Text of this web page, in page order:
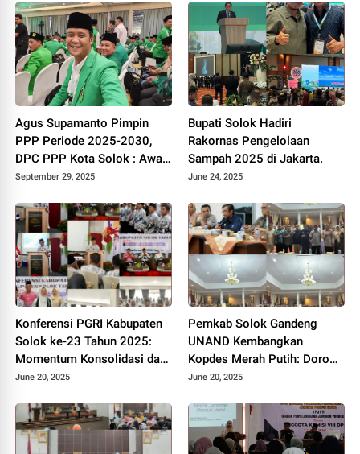
Agus Supamanto Pimpin
PPP Periode 2025-2030,
DPC PPP Kota Solok : Awal
Kebangkitan Partai Kabah
September 29, 2025
Bupati Solok Hadiri
Rakornas Pengelolaan
Sampah 2025 di Jakarta.
June 24, 2025
Konferensi PGRI Kabupaten
Solok ke-23 Tahun 2025:
Momentum Konsolidasi dan
Pemilihan Pengurus Baru.
June 20, 2025
Pemkab Solok Gandeng
UNAND Kembangkan
Kopdes Merah Putih: Dorong
Produksi Pupuk Organik dan
June 20, 2025